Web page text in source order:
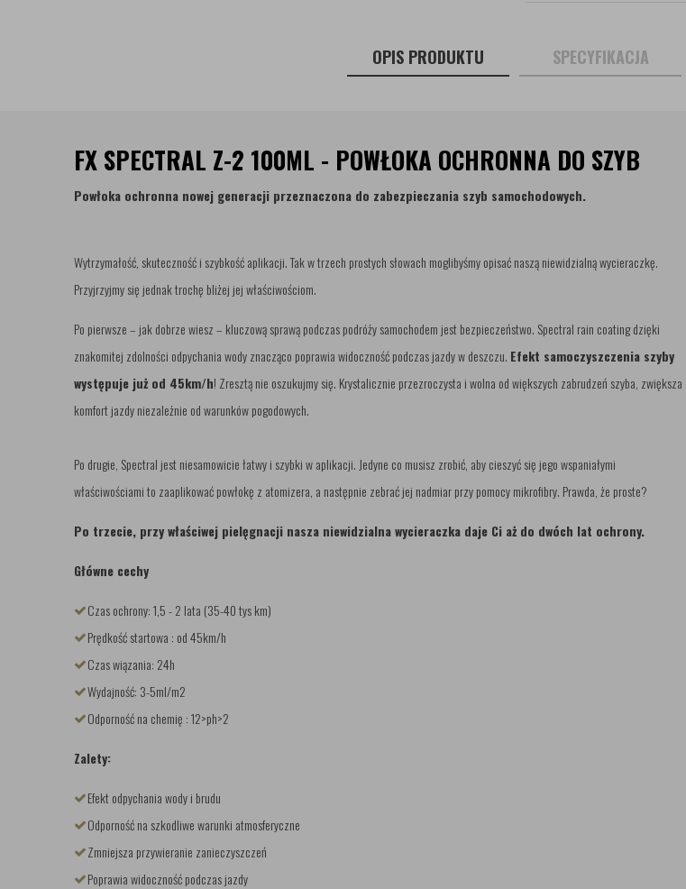
OPIS PRODUKTU SPECYFIKACJA
FX SPECTRAL Z-2 100ML - POWŁOKA OCHRONNA DO SZYB
Powłoka ochronna nowej generacji przeznaczona do zabezpieczania szyb samochodowych.
Wytrzymałość, skuteczność i szybkość aplikacji. Tak w trzech prostych słowach moglibyśmy opisać naszą niewidzialną wycieraczkę.
Przyjrzyjmy się jednak trochę bliżej jej właściwościom.
Po pierwsze – jak dobrze wiesz – kluczową sprawą podczas podróży samochodem jest bezpieczeństwo. Spectral rain coating dzięki
znakomitej zdolności odpychania wody znacząco poprawia widoczność podczas jazdy w deszczu. Efekt samoczyszczenia szyby
występuje już od 45km/h! Zresztą nie oszukujmy się. Krystalicznie przezroczysta i wolna od większych zabrudzeń szyba, zwiększa
komfort jazdy niezależnie od warunków pogodowych.
Po drugie, Spectral jest niesamowicie łatwy i szybki w aplikacji. Jedyne co musisz zrobić, aby cieszyć się jego wspaniałymi
właściwościami to zaaplikować powłokę z atomizera, a następnie zebrać jej nadmiar przy pomocy mikrofibry. Prawda, że proste?
Po trzecie, przy właściwej pielęgnacji nasza niewidzialna wycieraczka daje Ci aż do dwóch lat ochrony.
Główne cechy
Czas ochrony: 1,5 - 2 lata (35-40 tys km)
Prędkość startowa : od 45km/h
Czas wiązania: 24h
Wydajność: 3-5ml/m2
Odporność na chemię : 12>ph>2
Zalety:
Efekt odpychania wody i brudu
Odporność na szkodliwe warunki atmosferyczne
Zmniejsza przywieranie zanieczyszczeń
Poprawia widoczność podczas jazdy